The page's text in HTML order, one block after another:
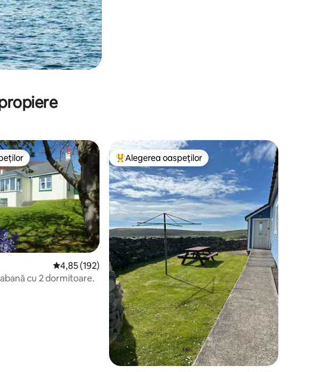
categoriei Alegerea oaspeților
Scor mediu de 4,85 din 5, 192 recenzii
4,85 (192)
cu 2 dormitoare.
Locuință din topul categoriei Alegerea oaspeților
Alegerea oaspeților